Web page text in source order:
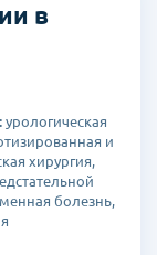
в
урологическая
и
хирургия,
болезнь,